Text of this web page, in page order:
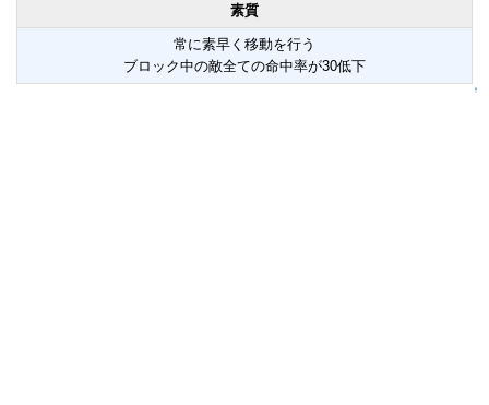
素質
常に素早く移動を行う
ブロック中の敵全ての命中率が30低下
↑